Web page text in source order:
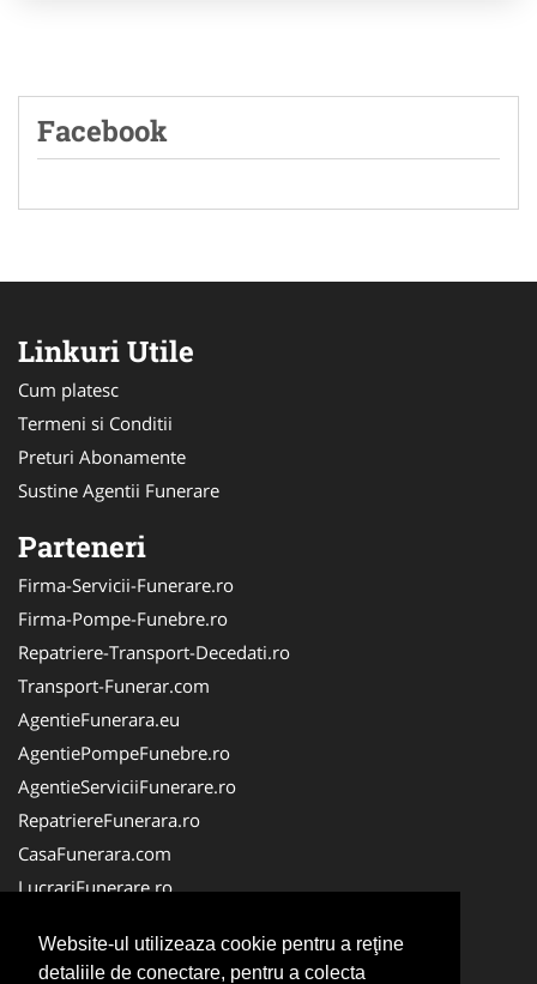
Website-ul utilizeaza cookie pentru a reţine
detaliile de conectare, pentru a colecta
Facebook
Linkuri Utile
Cum platesc
Termeni si Conditii
Preturi Abonamente
Sustine Agentii Funerare
Parteneri
Firma-Servicii-Funerare.ro
Firma-Pompe-Funebre.ro
Repatriere-Transport-Decedati.ro
Transport-Funerar.com
AgentieFunerara.eu
AgentiePompeFunebre.ro
AgentieServiciiFunerare.ro
RepatriereFunerara.ro
CasaFunerara.com
LucrariFunerare.ro
ParastasesiPomeni.ro